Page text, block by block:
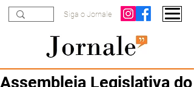
Siga o Jornale
Assembleia Legislativa do